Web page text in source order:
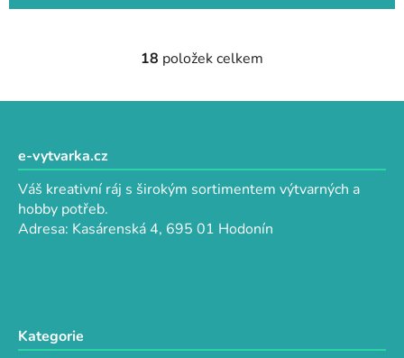
O
l
a
c
p
ý
18 položek celkem
e-vytvarka.cz
Váš kreativní ráj s širokým sortimentem výtvarných a
hobby potřeb.
Adresa: Kasárenská 4, 695 01 Hodonín
Kategorie